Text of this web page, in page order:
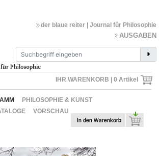
IHR WARENKORB | 0 Artikel
der blaue reiter | Journal für Philosophie
AUSGABEN
PHILOSOPHIE & KUNST
VORSCHAU